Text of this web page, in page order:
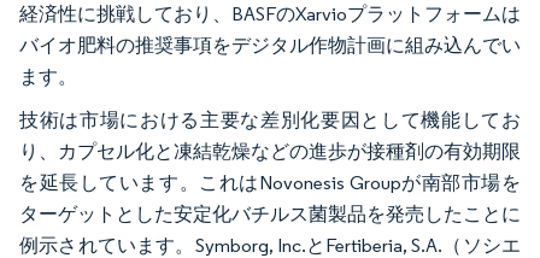
経済性に挑戦しており、BASFのXarvioプラットフォームは
バイオ肥料の推奨事項をデジタル作物計画に組み込んでい
ます。
技術は市場における主要な差別化要因として機能してお
り、カプセル化と凍結乾燥などの進歩が接種剤の有効期限
を延長しています。これはNovonesis Groupが南部市場を
ターゲットとした安定化バチルス菌製品を発売したことに
例示されています。Symborg, Inc.とFertiberia, S.A.（ソシエ